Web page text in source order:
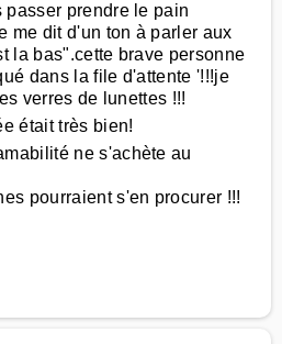
prendre le pain
me dit d'un ton à parler aux
la bas".cette brave personne
dans la file d'attente '!!!je
verres de lunettes !!!
était très bien!
ne s'achète au
pourraient s'en procurer !!!